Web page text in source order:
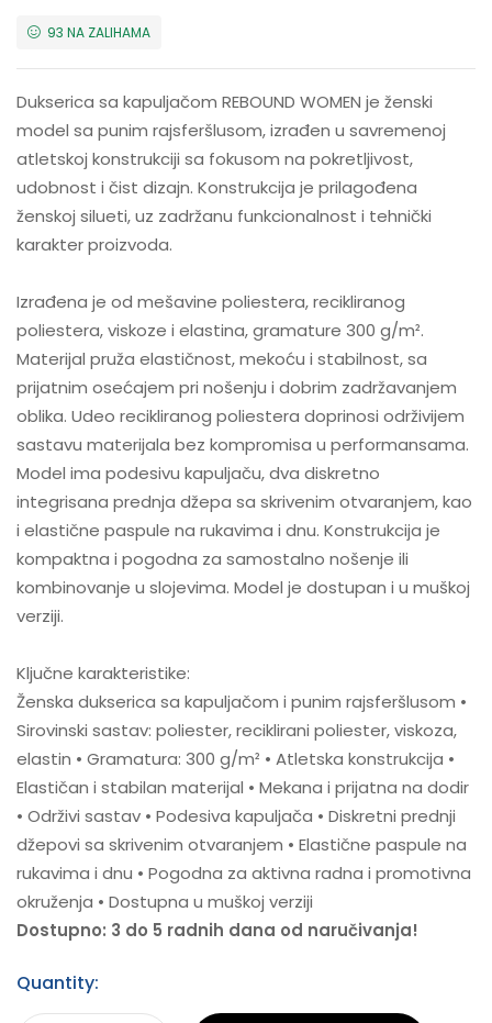
93 NA ZALIHAMA
Dukserica sa kapuljačom REBOUND WOMEN je ženski
model sa punim rajsferšlusom, izrađen u savremenoj
atletskoj konstrukciji sa fokusom na pokretljivost,
udobnost i čist dizajn. Konstrukcija je prilagođena
ženskoj silueti, uz zadržanu funkcionalnost i tehnički
karakter proizvoda.
Izrađena je od mešavine poliestera, recikliranog
poliestera, viskoze i elastina, gramature 300 g/m².
Materijal pruža elastičnost, mekoću i stabilnost, sa
prijatnim osećajem pri nošenju i dobrim zadržavanjem
oblika. Udeo recikliranog poliestera doprinosi održivijem
sastavu materijala bez kompromisa u performansama.
Model ima podesivu kapuljaču, dva diskretno
integrisana prednja džepa sa skrivenim otvaranjem, kao
i elastične paspule na rukavima i dnu. Konstrukcija je
kompaktna i pogodna za samostalno nošenje ili
kombinovanje u slojevima. Model je dostupan i u muškoj
verziji.
Ključne karakteristike:
Ženska dukserica sa kapuljačom i punim rajsferšlusom •
Sirovinski sastav: poliester, reciklirani poliester, viskoza,
elastin • Gramatura: 300 g/m² • Atletska konstrukcija •
Elastičan i stabilan materijal • Mekana i prijatna na dodir
• Održivi sastav • Podesiva kapuljača • Diskretni prednji
džepovi sa skrivenim otvaranjem • Elastične paspule na
rukavima i dnu • Pogodna za aktivna radna i promotivna
okruženja • Dostupna u muškoj verziji
Dostupno: 3 do 5 radnih dana od naručivanja!
Quantity: